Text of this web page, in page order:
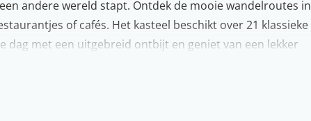
andere wereld stapt. Ontdek de mooie wandelroutes in
of cafés. Het kasteel beschikt over 21 klassieke
dag met een uitgebreid ontbijt en geniet van een lekker
naar dit romantische verblijf?